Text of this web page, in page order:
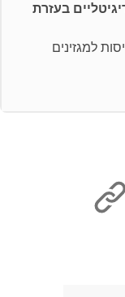
בעזרת
למגזינים